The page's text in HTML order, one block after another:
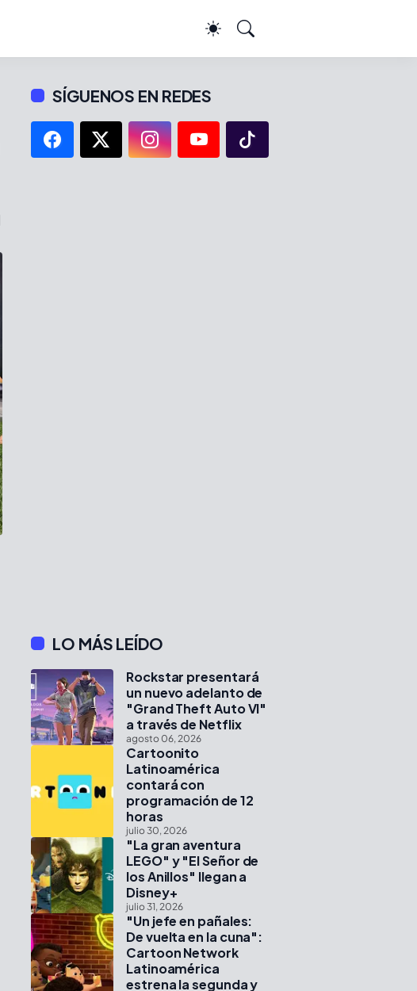
SÍGUENOS EN REDES
LO MÁS LEÍDO
Rockstar presentará
un nuevo adelanto de
"Grand Theft Auto VI"
a través de Netflix
agosto 06, 2026
Cartoonito
Latinoamérica
contará con
programación de 12
horas
julio 30, 2026
"La gran aventura
LEGO" y "El Señor de
los Anillos" llegan a
Disney+
julio 31, 2026
"Un jefe en pañales:
De vuelta en la cuna":
Cartoon Network
Latinoamérica
estrena la segunda y